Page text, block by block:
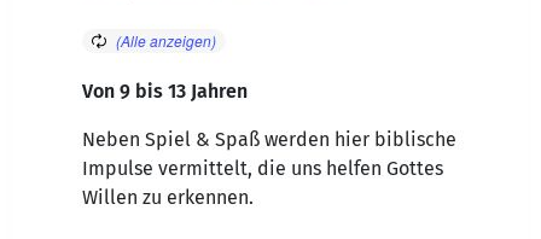
Von 9 bis 13 Jahren
Neben Spiel & Spaß werden hier biblische
Impulse vermittelt, die uns helfen Gottes
Willen zu erkennen.